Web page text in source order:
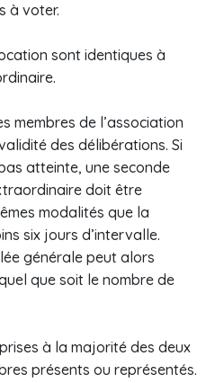
à voter.
sont identiques à
membres de l’association
des délibérations. Si
atteinte, une seconde
doit être
modalités que la
six jours d’intervalle.
générale peut alors
que soit le nombre de
à la majorité des deux
présents ou représentés.